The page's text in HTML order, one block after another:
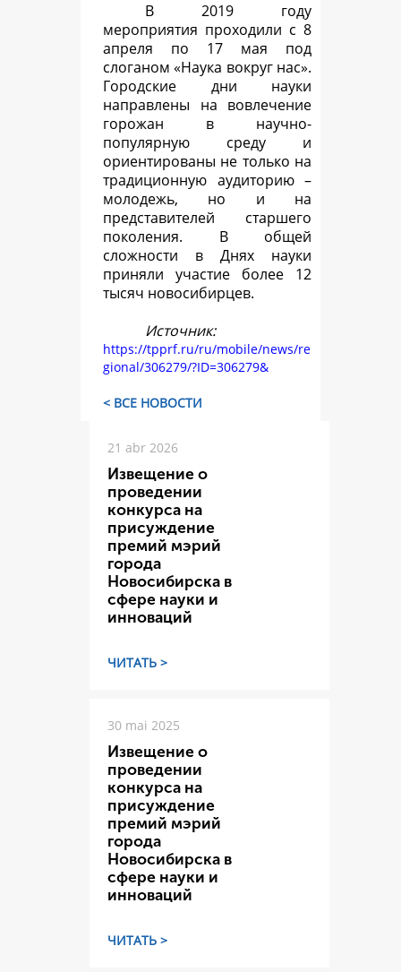
В 2019 году
мероприятия проходили с 8
апреля по 17 мая под
слоганом «Наука вокруг нас».
Городские дни науки
направлены на вовлечение
горожан в научно-
популярную среду и
ориентированы не только на
традиционную аудиторию –
молодежь, но и на
представителей старшего
поколения. В общей
сложности в Днях науки
приняли участие более 12
тысяч новосибирцев.
Источник:
https://tpprf.ru/ru/mobile/news/re
gional/306279/?ID=306279&
< ВСЕ НОВОСТИ
21 abr 2026
Извещение о
проведении
конкурса на
присуждение
премий мэрий
города
Новосибирска в
сфере науки и
инноваций
ЧИТАТЬ >
30 mai 2025
Извещение о
проведении
конкурса на
присуждение
премий мэрий
города
Новосибирска в
сфере науки и
инноваций
ЧИТАТЬ >